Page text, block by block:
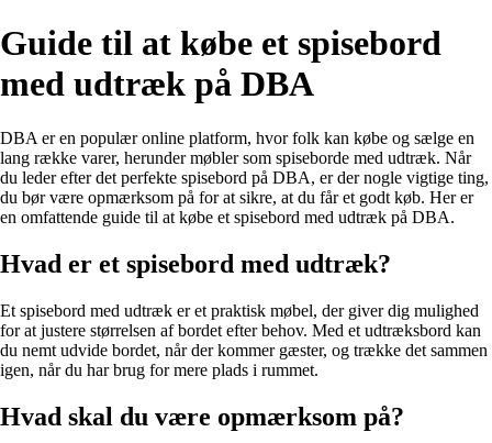
Guide til at købe et spisebord
med udtræk på DBA
DBA er en populær online platform, hvor folk kan købe og sælge en
lang række varer, herunder møbler som spiseborde med udtræk. Når
du leder efter det perfekte spisebord på DBA, er der nogle vigtige ting,
du bør være opmærksom på for at sikre, at du får et godt køb. Her er
en omfattende guide til at købe et spisebord med udtræk på DBA.
Hvad er et spisebord med udtræk?
Et spisebord med udtræk er et praktisk møbel, der giver dig mulighed
for at justere størrelsen af bordet efter behov. Med et udtræksbord kan
du nemt udvide bordet, når der kommer gæster, og trække det sammen
igen, når du har brug for mere plads i rummet.
Hvad skal du være opmærksom på?